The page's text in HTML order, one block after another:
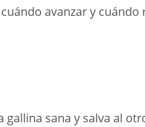
avanzar y cuándo
sana y salva al